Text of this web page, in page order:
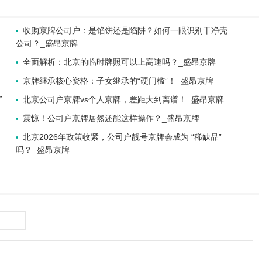
收购京牌公司户：是馅饼还是陷阱？如何一眼识别干净壳
公司？_盛昂京牌
全面解析：北京的临时牌照可以上高速吗？_盛昂京牌
京牌继承核心资格：子女继承的“硬门槛”！_盛昂京牌
北京公司户京牌vs个人京牌，差距大到离谱！_盛昂京牌
震惊！公司户京牌居然还能这样操作？_盛昂京牌
北京2026年政策收紧，公司户靓号京牌会成为 “稀缺品”
吗？_盛昂京牌